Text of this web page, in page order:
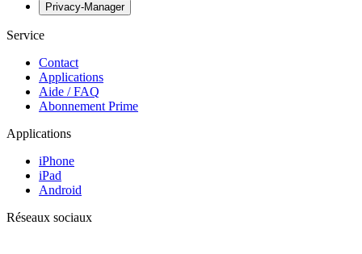
Privacy-Manager
Service
Contact
Applications
Aide / FAQ
Abonnement Prime
Applications
iPhone
iPad
Android
Réseaux sociaux